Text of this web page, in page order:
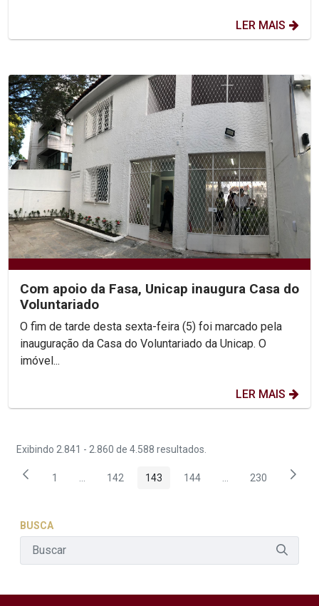
LER MAIS
Com apoio da Fasa, Unicap inaugura Casa do
Voluntariado
O fim de tarde desta sexta-feira (5) foi marcado pela
inauguração da Casa do Voluntariado da Unicap. O
imóvel...
LER MAIS
Exibindo 2.841 - 2.860 de 4.588 resultados.
Página
1 Páginas intermediárias Usar ABA para navegar.
Página
142 Página
143 Página
144 PáginasPágina
230
BUSCA